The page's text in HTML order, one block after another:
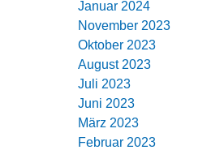
Januar 2024
November 2023
Oktober 2023
August 2023
Juli 2023
Juni 2023
März 2023
Februar 2023